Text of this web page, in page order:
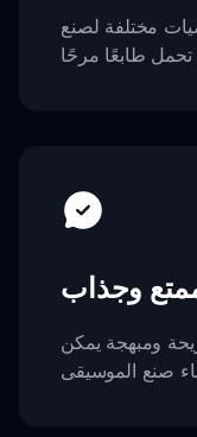
مختلفة لصنع
وجذاب
ومبهجة يمكن